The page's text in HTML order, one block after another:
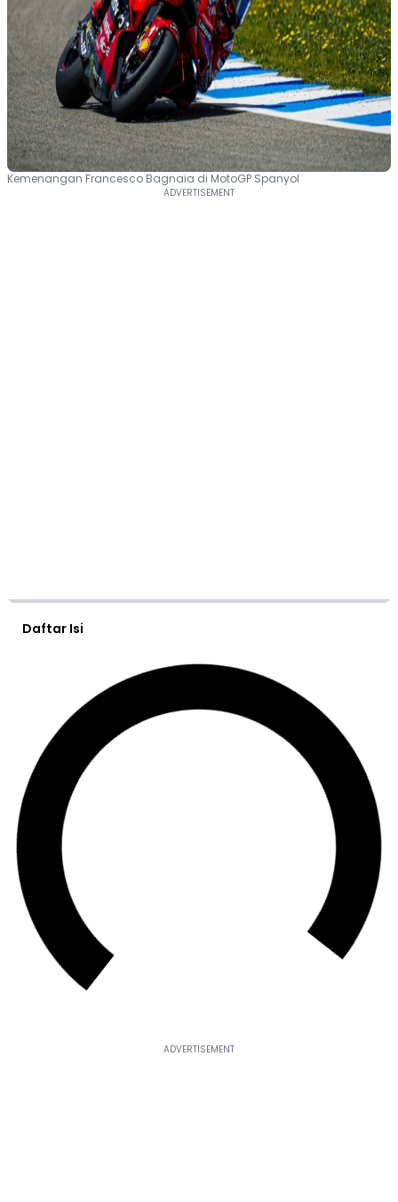
Kemenangan Francesco Bagnaia di MotoGP Spanyol
Daftar Isi